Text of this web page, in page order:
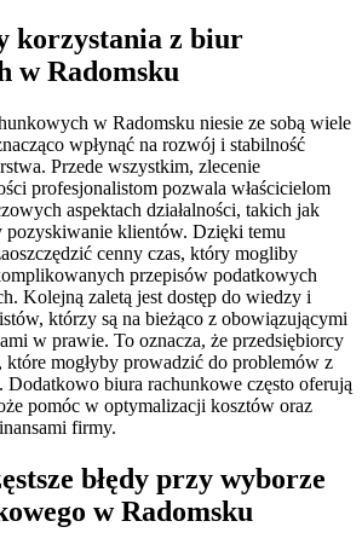
korzystania z biur
w Radomsku
w Radomsku niesie ze sobą wiele
wpłynąć na rozwój i stabilność
Przede wszystkim, zlecenie
profesjonalistom pozwala właścicielom
aspektach działalności, takich jak
klientów. Dzięki temu
cenny czas, który mogliby
przepisów podatkowych
Kolejną zaletą jest dostęp do wiedzy i
którzy są na bieżąco z obowiązującymi
w prawie. To oznacza, że przedsiębiorcy
które mogłyby prowadzić do problemów z
Dodatkowo biura rachunkowe często oferują
pomóc w optymalizacji kosztów oraz
firmy.
błędy przy wyborze
w Radomsku